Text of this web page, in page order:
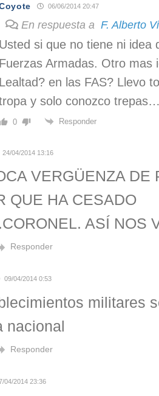
06/06/2014 20:47
En respuesta a F. Alberto
Usted si que no tiene ni idea
Fuerzas Armadas. Otro mas
Lealtad? en las FAS? Llevo
y solo conozco
0 Responder
24/04/2014 13:16
VERGÜENZA DE
QUE HA CESADO
ASÍ NOS
Responder
09/04/2014 0:53
militares
nacional
Responder
04/2014 23:36